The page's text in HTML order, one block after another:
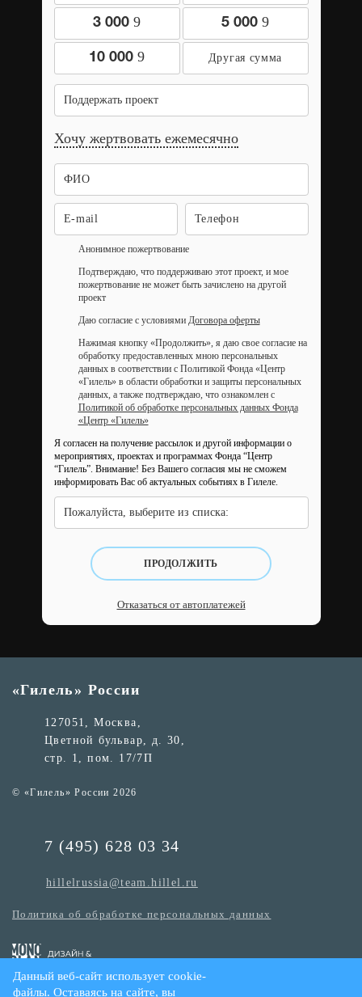
3 000 9 5 000 9
10 000 9
Поддержать проект
Хочу жертвовать ежемесячно
Анонимное пожертвование
Подтверждаю, что поддерживаю этот проект, и мое
пожертвование не может быть зачислено на другой
проект
Даю согласие с условиями Договора оферты
Нажимая кнопку «Продолжить», я даю свое согласие на
обработку предоставленных мною персональных
данных в соответствии с Политикой Фонда «Центр
«Гилель» в области обработки и защиты персональных
данных, а также подтверждаю, что ознакомлен с
Политикой об обработке персональных данных Фонда
«Центр «Гилель»
Я согласен на получение рассылок и другой информации о
мероприятиях, проектах и программах Фонда “Центр
“Гилель”. Внимание! Без Вашего согласия мы не сможем
информировать Вас об актуальных событиях в Гилеле.
Пожалуйста, выберите из списка:
ПРОДОЛЖИТЬ
Отказаться от автоплатежей
«Гилель» России
127051, Москва,
Цветной бульвар, д. 30,
стр. 1, пом. 17/7П
© «Гилель» России 2026
7 (495) 628 03 34
hillelrussia@team.hillel.ru
Политика об обработке персональных данных
Данный веб-сайт использует cookie-
файлы. Оставаясь на сайте, вы